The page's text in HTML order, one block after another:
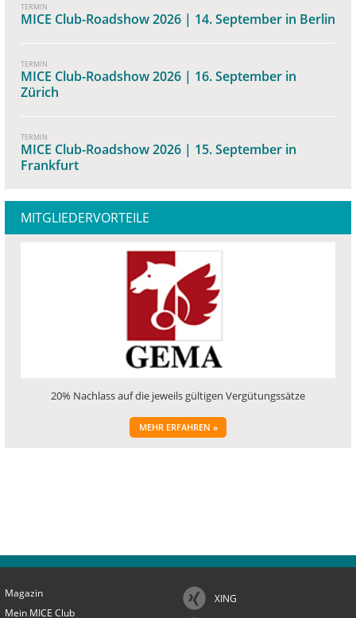
TERMIN
MICE Club-Roadshow 2026 | 14. September in Berlin
TERMIN
MICE Club-Roadshow 2026 | 16. September in
Zürich
TERMIN
MICE Club-Roadshow 2026 | 15. September in
Frankfurt
MITGLIEDERVORTEILE
20% Nachlass auf die jeweils gültigen Vergütungssätze
MEHR ERFAHREN »
Magazin
Mein MICE Club
XING